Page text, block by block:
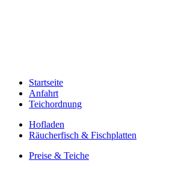
Startseite
Anfahrt
Teichordnung
Hofladen
Räucherfisch & Fischplatten
Preise & Teiche